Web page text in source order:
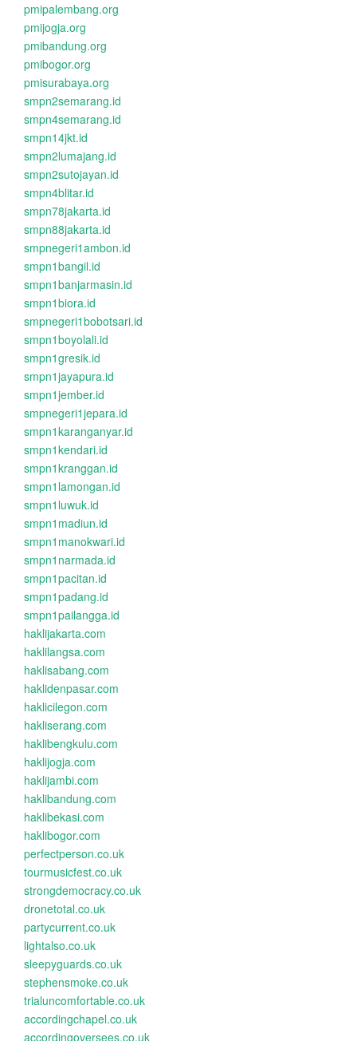
pmipalembang.org
pmijogja.org
pmibandung.org
pmibogor.org
pmisurabaya.org
smpn2semarang.id
smpn4semarang.id
smpn14jkt.id
smpn2lumajang.id
smpn2sutojayan.id
smpn4blitar.id
smpn78jakarta.id
smpn88jakarta.id
smpnegeri1ambon.id
smpn1bangil.id
smpn1banjarmasin.id
smpn1biora.id
smpnegeri1bobotsari.id
smpn1boyolali.id
smpn1gresik.id
smpn1jayapura.id
smpn1jember.id
smpnegeri1jepara.id
smpn1karanganyar.id
smpn1kendari.id
smpn1kranggan.id
smpn1lamongan.id
smpn1luwuk.id
smpn1madiun.id
smpn1manokwari.id
smpn1narmada.id
smpn1pacitan.id
smpn1padang.id
smpn1pailangga.id
haklijakarta.com
haklilangsa.com
haklisabang.com
haklidenpasar.com
haklicilegon.com
hakliserang.com
haklibengkulu.com
haklijogja.com
haklijambi.com
haklibandung.com
haklibekasi.com
haklibogor.com
perfectperson.co.uk
tourmusicfest.co.uk
strongdemocracy.co.uk
dronetotal.co.uk
partycurrent.co.uk
lightalso.co.uk
sleepyguards.co.uk
stephensmoke.co.uk
trialuncomfortable.co.uk
accordingchapel.co.uk
accordingoversees.co.uk